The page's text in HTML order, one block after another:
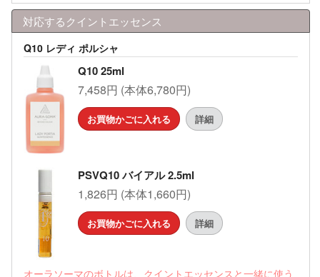
対応するクイントエッセンス
Q10 レディ ポルシャ
Q10 25ml
7,458円 (本体6,780円)
お買物かごに入れる 詳細
PSVQ10 バイアル 2.5ml
1,826円 (本体1,660円)
お買物かごに入れる 詳細
オーラソーマのボトルは、クイントエッセンスと一緒に使う